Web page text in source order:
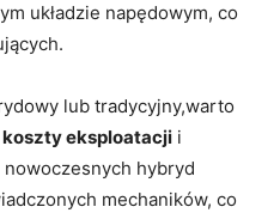
układzie napędowym, co
lub tradycyjny,warto
koszty eksploatacji i ‌
nowoczesnych hybryd
mechaników,‍ co